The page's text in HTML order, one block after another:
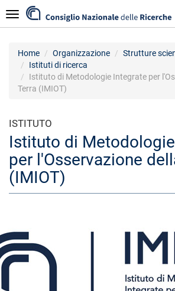
al
contenuto
Navigazione
Home Organizzazione
Strutture
Istituti di ricerca
Istituto di Metodologie Integrate per
Terra (IMIOT)
ISTITUTO
Istituto di
per l'Osservazione
(IMIOT)